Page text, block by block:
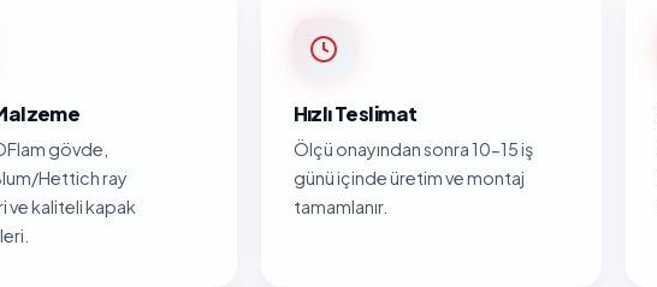
gövde,
Hettich ray
ve kaliteli kapak
Hızlı Teslimat
Ölçü onayından sonra 10-15 iş
günü içinde üretim ve montaj
tamamlanır.